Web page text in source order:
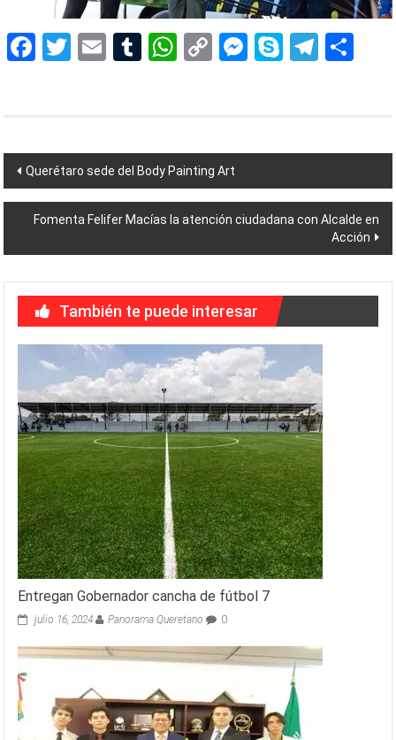
Facebook
Twitter
EmailTumblr
WhatsApp
CopyMessenger
Skype
Navegación
de
entradas
Querétaro sede del Body Painting Art
Fomenta Felifer Macías la atención ciudadana con Alcalde en
Acción
También te puede interesar
Entregan Gobernador cancha de fútbol 7
julio 16, 2024 Panorama Queretano 0